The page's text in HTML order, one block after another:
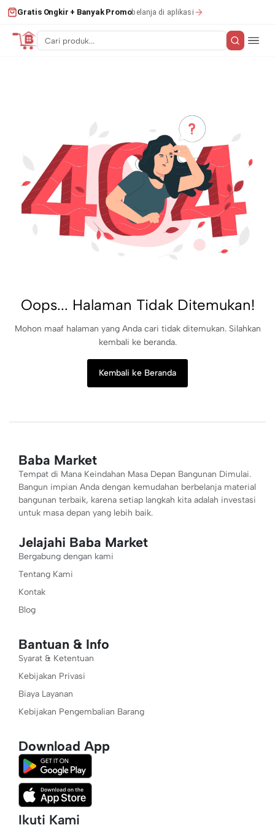
Gratis Ongkir + Banyak Promobelanja di aplikasi
Oops... Halaman Tidak Ditemukan!
Mohon maaf halaman yang Anda cari tidak ditemukan. Silahkan
kembali ke beranda.
Kembali ke Beranda
Baba Market
Tempat di Mana Keindahan Masa Depan Bangunan Dimulai.
Bangun impian Anda dengan kemudahan berbelanja material
bangunan terbaik, karena setiap langkah kita adalah investasi
untuk masa depan yang lebih baik.
Jelajahi Baba Market
Bergabung dengan kami
Tentang Kami
Kontak
Blog
Bantuan & Info
Syarat & Ketentuan
Kebijakan Privasi
Biaya Layanan
Kebijakan Pengembalian Barang
Download App
Ikuti Kami